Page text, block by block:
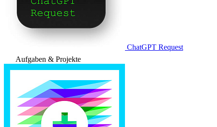
ChatGPT Request
Aufgaben & Projekte